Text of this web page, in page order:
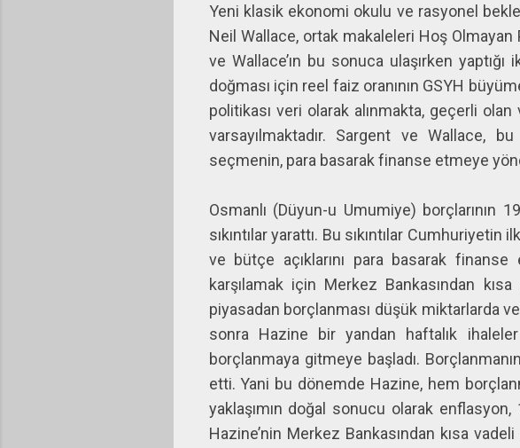
Yeni klasik ekonomi okulu ve rasyonel
Neil Wallace, ortak makaleleri Hoş Olmayan
ve Wallace’ın bu sonuca ulaşırken
doğması için reel faiz oranının GSYH
politikası veri olarak alınmakta, geçerli
varsayılmaktadır. Sargent ve Wallace,
seçmenin, para basarak finanse etmeye
Osmanlı (Düyun-u Umumiye) borçlarının
sıkıntılar yarattı. Bu sıkıntılar
ve bütçe açıklarını para basarak
karşılamak için Merkez Bankasından
piyasadan borçlanması düşük miktarlarda
sonra Hazine bir yandan haftalık
borçlanmaya gitmeye başladı.
etti. Yani bu dönemde Hazine, hem
yaklaşımın doğal sonucu olarak
Hazine’nin Merkez Bankasından kısa